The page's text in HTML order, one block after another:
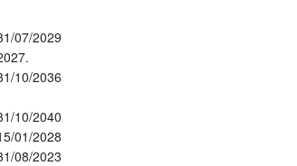
07/2029
10/2036
10/2040
01/2028
08/2023